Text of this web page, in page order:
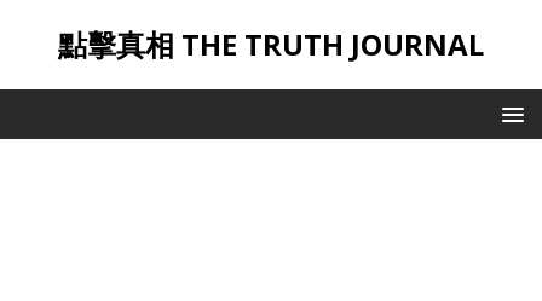
點擊真相 THE TRUTH JOURNAL